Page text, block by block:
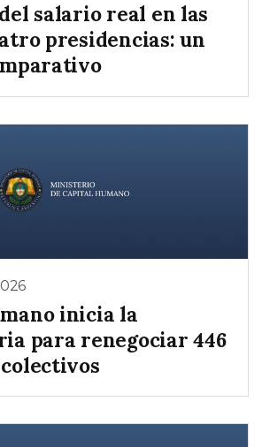
salario real en las
presidencias: un
inicia la
para renegociar 446